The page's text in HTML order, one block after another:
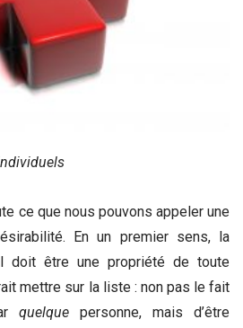
ce que nous pouvons appeler une
En un premier sens, la
doit être une propriété de toute
mettre sur la liste : non pas le fait
quelque personne, mais d’être